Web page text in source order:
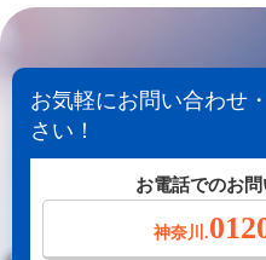
お気軽にお問い合わせ
さい！
お電話でのお
神奈川.